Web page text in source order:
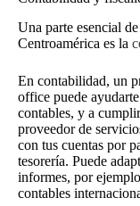
Una parte esencial
Centroamérica es la
En contabilidad, un
office puede
contables, y a
proveedor de
con tus cuentas por
tesorería. Puede
informes, por
contables